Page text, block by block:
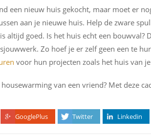
een nieuw huis gekocht, maar moet er
aan je nieuwe huis. Help de zware
altijd goed. Is het huis echt een bouwval?
Zo hoef je er zelf geen een te
voor hun projecten zoals het huis van
van een vriend? Met deze
GooglePlus Twitter Linkedin